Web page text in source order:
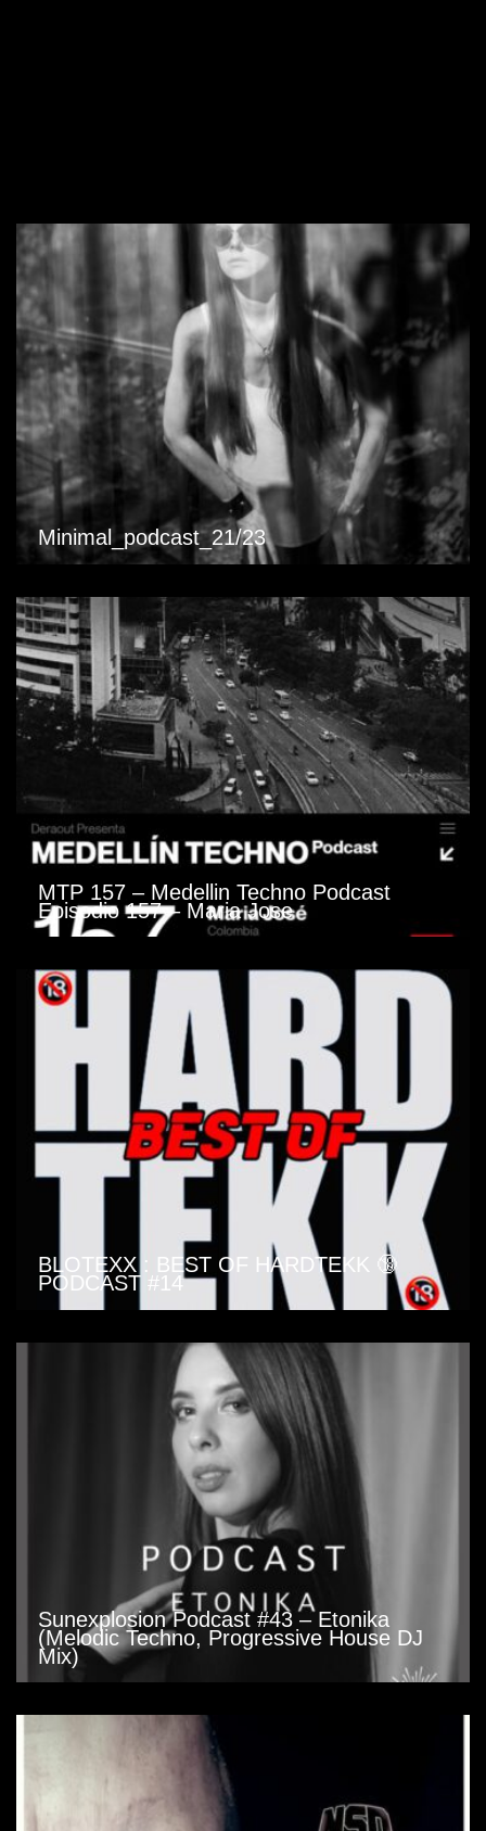
Minimal_podcast_21/23
MTP 157 – Medellin Techno Podcast
Episodio 157 – Maria Jose
BLOTEXX : BEST OF HARDTEKK 🔞
PODCAST #14
Sunexplosion Podcast #43 – Etonika
(Melodic Techno, Progressive House DJ
Mix)